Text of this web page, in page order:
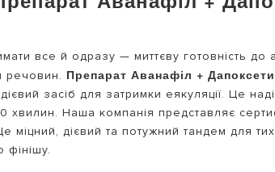
все й одразу — миттєву готовність до
речовин. Препарат Аванафіл +
засіб для затримки еякуляції. Це
Наша компанія представляє
міцний, дієвий та потужний тандем для
фінішу.